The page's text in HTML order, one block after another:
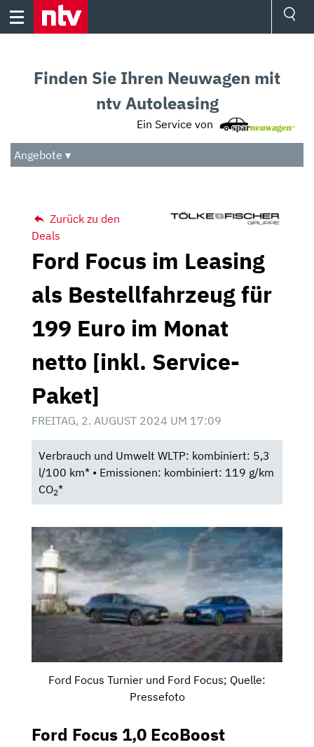
Skip
Audio
Das Beste
Finden Sie Ihren Neuwagen mit
ntv Autoleasing
Ein Service von
Angebote ▾
Zurück zu den
Deals
Ford Focus im Leasing
als Bestellfahrzeug für
199 Euro im Monat
netto [inkl. Service-
Paket]
FREITAG, 2. AUGUST 2024 UM 17:09
Verbrauch und Umwelt WLTP: kombiniert: 5,3
l/100 km* • Emissionen: kombiniert: 119 g/km
CO2*
Ford Focus Turnier und Ford Focus; Quelle:
Pressefoto
Ford Focus 1,0 EcoBoost